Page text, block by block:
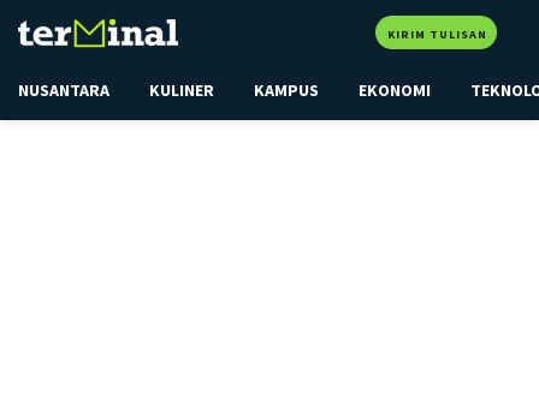
KIRIM TULISAN
NUSANTARA KULINER KAMPUS EKONOMI